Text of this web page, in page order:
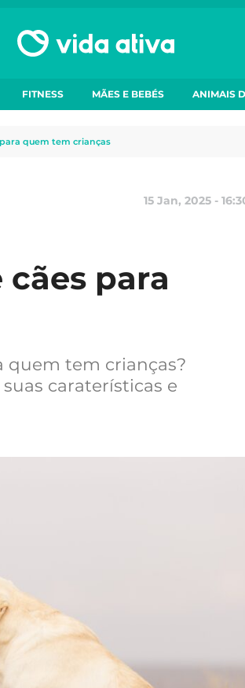
FITNESS MÃES E BEBÉS ANIMAIS
quem tem crianças
15 Jan, 2025 -
para
quem tem crianças?
caraterísticas e